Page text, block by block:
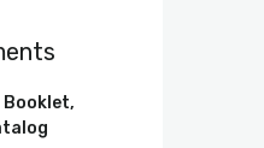
Booklet,